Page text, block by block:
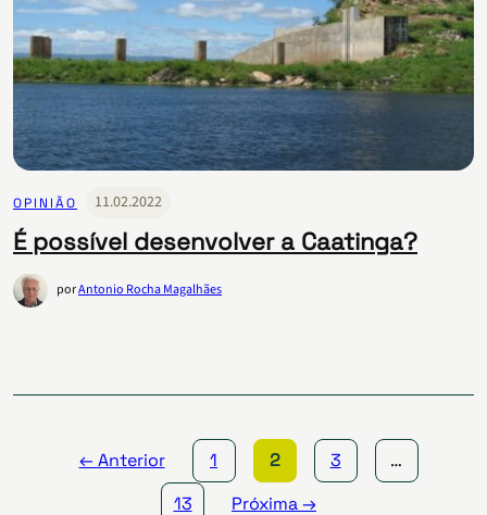
OPINIÃO 11.02.2022
É possível desenvolver a Caatinga?
porAntonio Rocha Magalhães
de
← Anterior 1 2 3
…
13
Próxima →